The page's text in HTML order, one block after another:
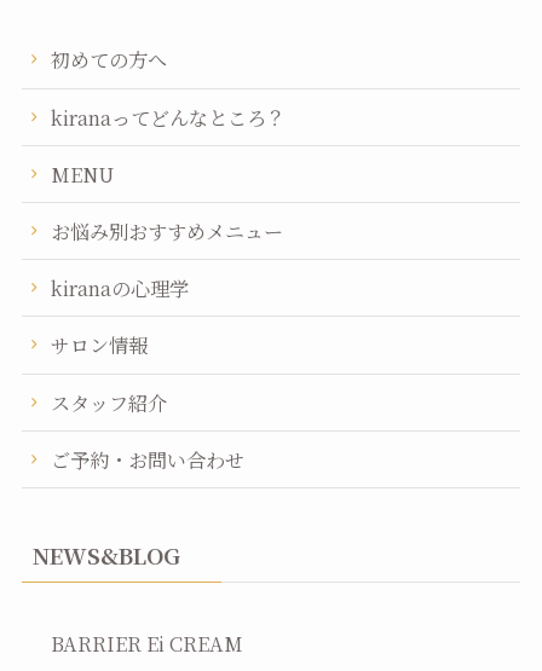
初めての方へ
kiranaってどんなところ？
MENU
お悩み別おすすめメニュー
kiranaの心理学
サロン情報
スタッフ紹介
ご予約・お問い合わせ
NEWS&BLOG
BARRIER Ei CREAM